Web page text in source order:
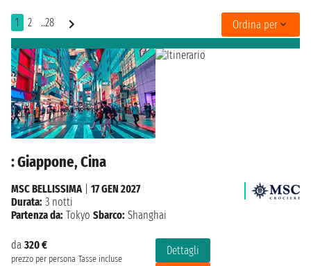
1 2 ..28 Ordina per
: Giappone, Cina
da 320 €
prezzo per persona Tasse incluse
Dettagli
MSC BELLISSIMA| 17 GEN 2027
Durata: 3 notti
Partenza da: Tokyo Sbarco: Shanghai